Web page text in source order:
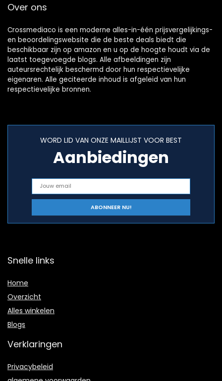
Over ons
Crossmediaco is een moderne alles-in-één prijsvergelijkings-
en beoordelingswebsite die de beste deals biedt die
beschikbaar zijn op amazon en u op de hoogte houdt via de
laatst toegevoegde blogs. Alle afbeeldingen zijn
auteursrechtelijk beschermd door hun respectievelijke
eigenaren. Alle geciteerde inhoud is afgeleid van hun
respectievelijke bronnen.
WORD LID VAN ONZE MAILLIJST VOOR BEST
Aanbiedingen
Snelle links
Home
Overzicht
Alles winkelen
Blogs
Verklaringen
Privacybeleid